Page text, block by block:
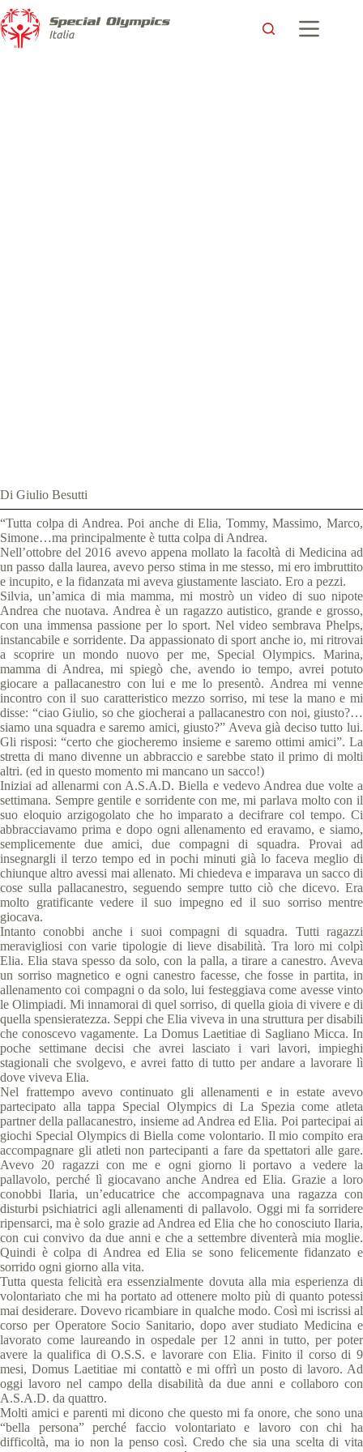
Di Giulio Besutti
“Tutta colpa di Andrea. Poi anche di Elia, Tommy, Massimo, Marco,
Simone…ma principalmente è tutta colpa di Andrea.
Nell’ottobre del 2016 avevo appena mollato la facoltà di Medicina ad
un passo dalla laurea, avevo perso stima in me stesso, mi ero imbruttito
e incupito, e la fidanzata mi aveva giustamente lasciato. Ero a pezzi.
Silvia, un’amica di mia mamma, mi mostrò un video di suo nipote
Andrea che nuotava. Andrea è un ragazzo autistico, grande e grosso,
con una immensa passione per lo sport. Nel video sembrava Phelps,
instancabile e sorridente. Da appassionato di sport anche io, mi ritrovai
a scoprire un mondo nuovo per me, Special Olympics. Marina,
mamma di Andrea, mi spiegò che, avendo io tempo, avrei potuto
giocare a pallacanestro con lui e me lo presentò. Andrea mi venne
incontro con il suo caratteristico mezzo sorriso, mi tese la mano e mi
disse: “ciao Giulio, so che giocherai a pallacanestro con noi, giusto?…
siamo una squadra e saremo amici, giusto?” Aveva già deciso tutto lui.
Gli risposi: “certo che giocheremo insieme e saremo ottimi amici”. La
stretta di mano divenne un abbraccio e sarebbe stato il primo di molti
altri. (ed in questo momento mi mancano un sacco!)
Iniziai ad allenarmi con A.S.A.D. Biella e vedevo Andrea due volte a
settimana. Sempre gentile e sorridente con me, mi parlava molto con il
suo eloquio arzigogolato che ho imparato a decifrare col tempo. Ci
abbracciavamo prima e dopo ogni allenamento ed eravamo, e siamo,
semplicemente due amici, due compagni di squadra. Provai ad
insegnargli il terzo tempo ed in pochi minuti già lo faceva meglio di
chiunque altro avessi mai allenato. Mi chiedeva e imparava un sacco di
cose sulla pallacanestro, seguendo sempre tutto ciò che dicevo. Era
molto gratificante vedere il suo impegno ed il suo sorriso mentre
giocava.
Intanto conobbi anche i suoi compagni di squadra. Tutti ragazzi
meravigliosi con varie tipologie di lieve disabilità. Tra loro mi colpì
Elia. Elia stava spesso da solo, con la palla, a tirare a canestro. Aveva
un sorriso magnetico e ogni canestro facesse, che fosse in partita, in
allenamento coi compagni o da solo, lui festeggiava come avesse vinto
le Olimpiadi. Mi innamorai di quel sorriso, di quella gioia di vivere e di
quella spensieratezza. Seppi che Elia viveva in una struttura per disabili
che conoscevo vagamente. La Domus Laetitiae di Sagliano Micca. In
poche settimane decisi che avrei lasciato i vari lavori, impieghi
stagionali che svolgevo, e avrei fatto di tutto per andare a lavorare lì
dove viveva Elia.
Nel frattempo avevo continuato gli allenamenti e in estate avevo
partecipato alla tappa Special Olympics di La Spezia come atleta
partner della pallacanestro, insieme ad Andrea ed Elia. Poi partecipai ai
giochi Special Olympics di Biella come volontario. Il mio compito era
accompagnare gli atleti non partecipanti a fare da spettatori alle gare.
Avevo 20 ragazzi con me e ogni giorno li portavo a vedere la
pallavolo, perché lì giocavano anche Andrea ed Elia. Grazie a loro
conobbi Ilaria, un’educatrice che accompagnava una ragazza con
disturbi psichiatrici agli allenamenti di pallavolo. Oggi mi fa sorridere
ripensarci, ma è solo grazie ad Andrea ed Elia che ho conosciuto Ilaria,
con cui convivo da due anni e che a settembre diventerà mia moglie.
Quindi è colpa di Andrea ed Elia se sono felicemente fidanzato e
sorrido ogni giorno alla vita.
Tutta questa felicità era essenzialmente dovuta alla mia esperienza di
volontariato che mi ha portato ad ottenere molto più di quanto potessi
mai desiderare. Dovevo ricambiare in qualche modo. Così mi iscrissi al
corso per Operatore Socio Sanitario, dopo aver studiato Medicina e
lavorato come laureando in ospedale per 12 anni in tutto, per poter
avere la qualifica di O.S.S. e lavorare con Elia. Finito il corso di 9
mesi, Domus Laetitiae mi contattò e mi offrì un posto di lavoro. Ad
oggi lavoro nel campo della disabilità da due anni e collaboro con
A.S.A.D. da quattro.
Molti amici e parenti mi dicono che questo mi fa onore, che sono una
“bella persona” perché faccio volontariato e lavoro con chi ha
difficoltà, ma io non la penso così. Credo che sia una scelta di vita